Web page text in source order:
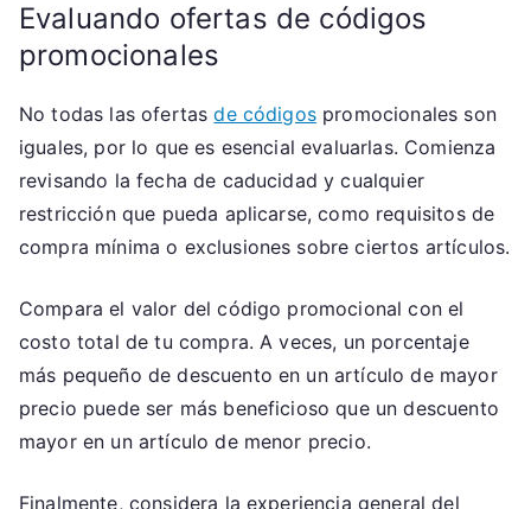
Evaluando ofertas de códigos
promocionales
No todas las ofertasde códigospromocionales son
iguales, por lo que es esencial evaluarlas. Comienza
revisando la fecha de caducidad y cualquier
restricción que pueda aplicarse, como requisitos de
compra mínima o exclusiones sobre ciertos artículos.
Compara el valor del código promocional con el
costo total de tu compra. A veces, un porcentaje
más pequeño de descuento en un artículo de mayor
precio puede ser más beneficioso que un descuento
mayor en un artículo de menor precio.
Finalmente, considera la experiencia general del